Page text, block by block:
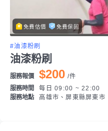
免費估價 免費保固
#油漆粉刷
油漆粉刷
服務報價 $200 /件
服務時間
每日 09:00 ~ 22:00
服務地點
高雄市、屏東縣屏東市